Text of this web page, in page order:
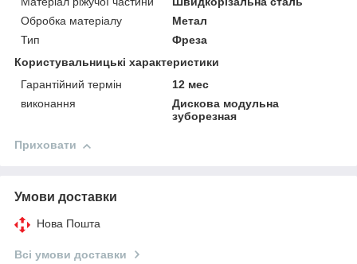
Обробка матеріалу
Метал
Тип
Фреза
Користувальницькі характеристики
Гарантійний термін
12 мес
виконання
Дискова модульна
зуборезная
Приховати
Умови доставки
Нова Пошта
Всі умови доставки